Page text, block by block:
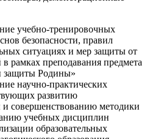
учебно-тренировочных
безопасности, правил
ситуациях и мер защиты от
рамках преподавания предмета
защиты Родины»
научно-практических
развитию
и совершенствованию методики
учебных дисциплин
образовательных